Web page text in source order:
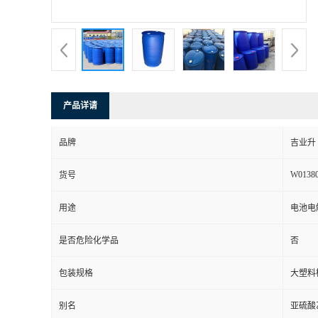
产品详请
品牌 吉业升
货号
用途 电池
是否危险化学品 否
包装规格 大塑料
别名 亚硫酸